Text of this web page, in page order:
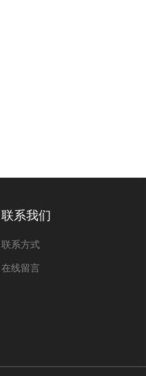
联系我们
联系方式
在线留言